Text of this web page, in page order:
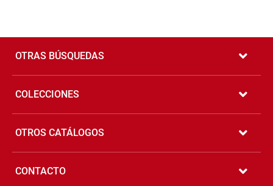
OTRAS BÚSQUEDAS
COLECCIONES
OTROS CATÁLOGOS
CONTACTO